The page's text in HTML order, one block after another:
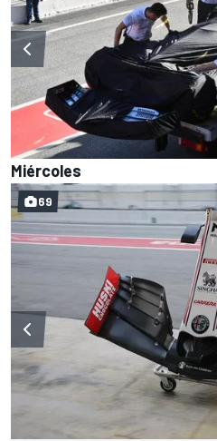
Miércoles
69